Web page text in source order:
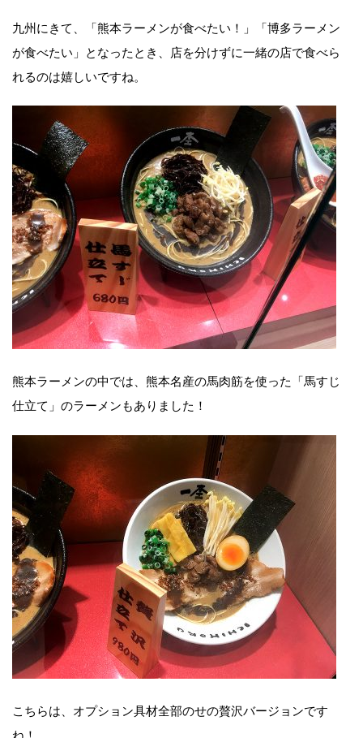
九州にきて、「熊本ラーメンが食べたい！」「博多ラーメン
が食べたい」となったとき、店を分けずに一緒の店で食べら
れるのは嬉しいですね。
熊本ラーメンの中では、熊本名産の馬肉筋を使った「馬すじ
仕立て」のラーメンもありました！
こちらは、オプション具材全部のせの贅沢バージョンです
ね！